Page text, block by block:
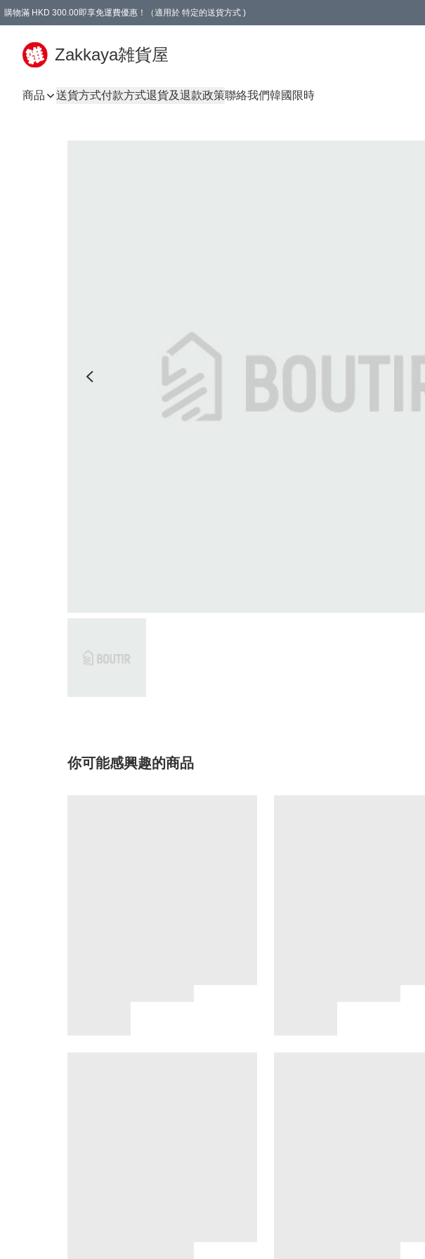
購物滿 HKD 300.00即享免運費優惠！（適用於 特定的送貨方式 )
Zakkaya雑貨屋
商品 送貨方式付款方式退貨及退款政策聯絡我們韓國限時
你可能感興趣的商品